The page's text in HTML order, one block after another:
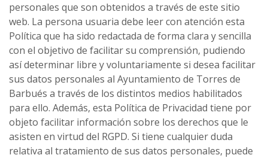
personales que son obtenidos a través de este sitio
web. La persona usuaria debe leer con atención esta
Política que ha sido redactada de forma clara y sencilla
con el objetivo de facilitar su comprensión, pudiendo
así determinar libre y voluntariamente si desea facilitar
sus datos personales al Ayuntamiento de Torres de
Barbués a través de los distintos medios habilitados
para ello. Además, esta Política de Privacidad tiene por
objeto facilitar información sobre los derechos que le
asisten en virtud del RGPD. Si tiene cualquier duda
relativa al tratamiento de sus datos personales, puede